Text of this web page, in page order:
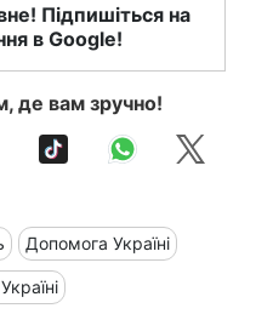
Підпишіться на
в Google!
де вам зручно!
Допомога Україні